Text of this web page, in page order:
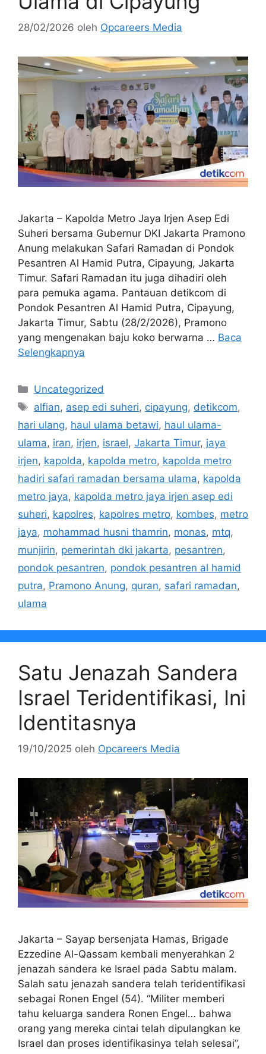
28/02/2026 oleh Opcareers Media
Jakarta – Kapolda Metro Jaya Irjen Asep Edi
Suheri bersama Gubernur DKI Jakarta Pramono
Anung melakukan Safari Ramadan di Pondok
Pesantren Al Hamid Putra, Cipayung, Jakarta
Timur. Safari Ramadan itu juga dihadiri oleh
para pemuka agama. Pantauan detikcom di
Pondok Pesantren Al Hamid Putra, Cipayung,
Jakarta Timur, Sabtu (28/2/2026), Pramono
yang mengenakan baju koko berwarna … Baca
Selengkapnya
Kategori
Uncategorized
Tag
alfian, asep edi suheri, cipayung, detikcom,
hari ulang, haul ulama betawi, haul ulama-
ulama, iran, irjen, israel, Jakarta Timur, jaya
irjen, kapolda, kapolda metro, kapolda metro
hadiri safari ramadan bersama ulama, kapolda
metro jaya, kapolda metro jaya irjen asep edi
suheri, kapolres, kapolres metro, kombes, metro
jaya, mohammad husni thamrin, monas, mtq,
munjirin, pemerintah dki jakarta, pesantren,
pondok pesantren, pondok pesantren al hamid
putra, Pramono Anung, quran, safari ramadan,
ulama
Satu Jenazah Sandera
Israel Teridentifikasi, Ini
Identitasnya
19/10/2025 oleh Opcareers Media
Jakarta – Sayap bersenjata Hamas, Brigade
Ezzedine Al-Qassam kembali menyerahkan 2
jenazah sandera ke Israel pada Sabtu malam.
Salah satu jenazah sandera telah teridentifikasi
sebagai Ronen Engel (54). “Militer memberi
tahu keluarga sandera Ronen Engel… bahwa
orang yang mereka cintai telah dipulangkan ke
Israel dan proses identifikasinya telah selesai”,